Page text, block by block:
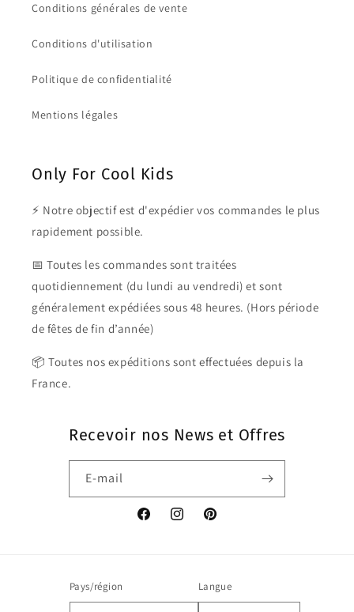
Conditions générales de vente
Conditions d'utilisation
Politique de confidentialité
Mentions légales
Only For Cool Kids
⚡ Notre objectif est d'expédier vos commandes le plus
rapidement possible.
📅 Toutes les commandes sont traitées
quotidiennement (du lundi au vendredi) et sont
généralement expédiées sous 48 heures. (Hors période
de fêtes de fin d’année)
📦 Toutes nos expéditions sont effectuées depuis la
France.
Recevoir nos News et Offres
E-mail
FacebookInstagramPinterest
Pays/région Langue